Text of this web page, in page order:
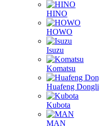
HINO
HOWO
Isuzu
Komatsu
Huafeng Dongli
Kubota
MAN